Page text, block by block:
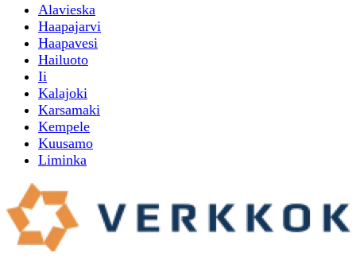
Alavieska
Haapajarvi
Haapavesi
Hailuoto
Ii
Kalajoki
Karsamaki
Kempele
Kuusamo
Liminka